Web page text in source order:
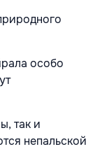
особо
так и
непальской